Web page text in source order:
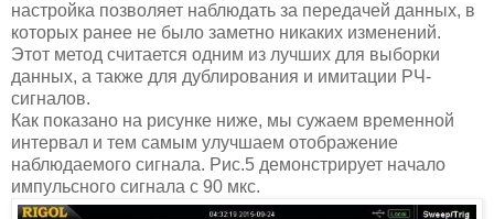
настройка позволяет наблюдать за передачей данных, в
которых ранее не было заметно никаких изменений.
Этот метод считается одним из лучших для выборки
данных, а также для дублирования и имитации РЧ-
сигналов.
Как показано на рисунке ниже, мы сужаем временной
интервал и тем самым улучшаем отображение
наблюдаемого сигнала. Рис.5 демонстрирует начало
импульсного сигнала с 90 мкс.